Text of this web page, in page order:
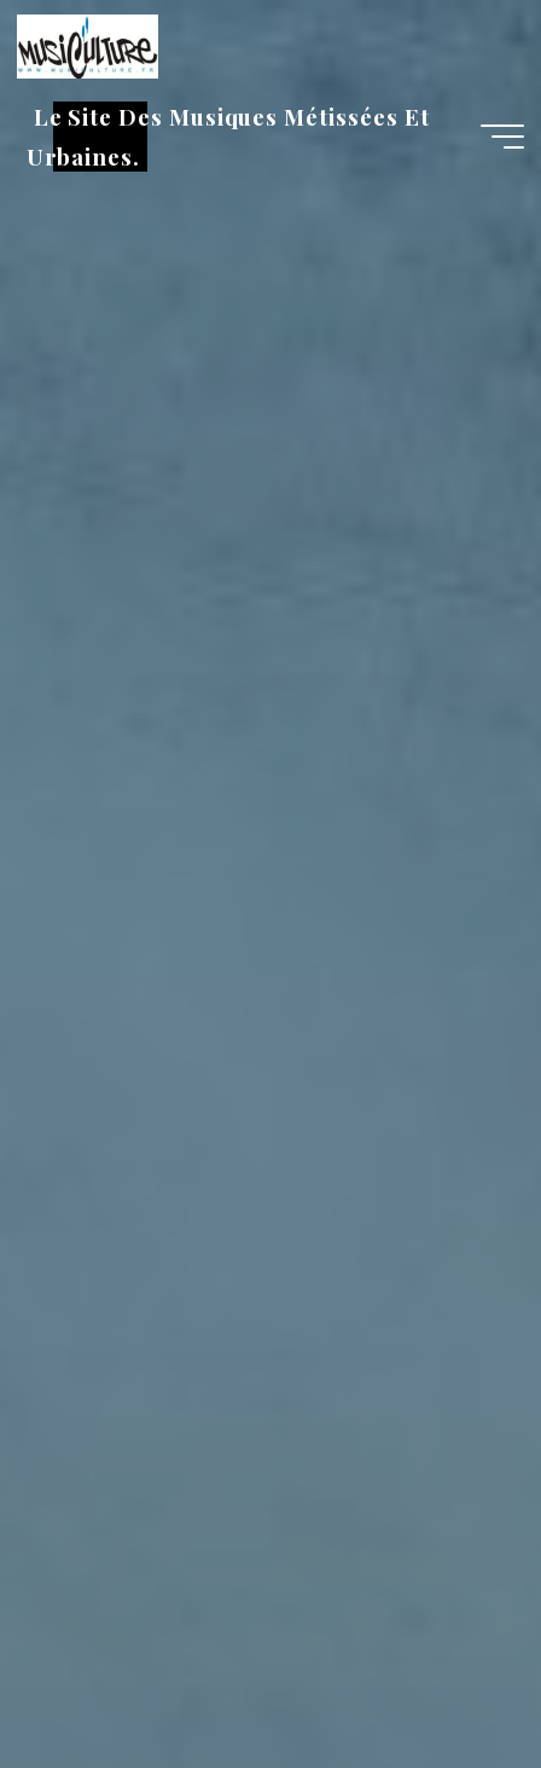
Aller
au
contenu
Le Site Des Musiques Métissées Et
Urbaines.